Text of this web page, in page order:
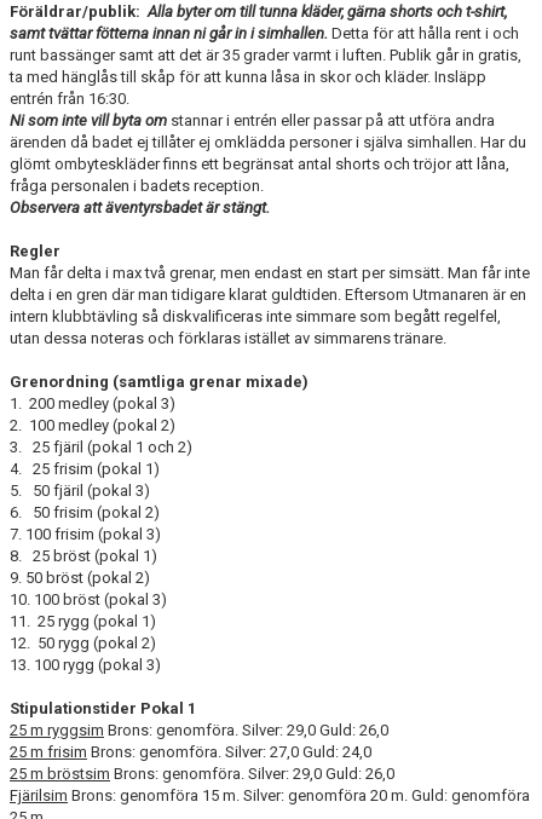
Föräldrar/publik: Alla byter om till tunna kläder, gärna shorts och t-shirt,
samt tvättar fötterna innan ni går in i simhallen. Detta för att hålla rent i och
runt bassänger samt att det är 35 grader varmt i luften. Publik går in gratis,
ta med hänglås till skåp för att kunna låsa in skor och kläder. Insläpp
entrén från 16:30.
Ni som inte vill byta om stannar i entrén eller passar på att utföra andra
ärenden då badet ej tillåter ej omklädda personer i själva simhallen. Har du
glömt ombyteskläder finns ett begränsat antal shorts och tröjor att låna,
fråga personalen i badets reception.
Observera att äventyrsbadet är stängt.
Regler
Man får delta i max två grenar, men endast en start per simsätt. Man får inte
delta i en gren där man tidigare klarat guldtiden. Eftersom Utmanaren är en
intern klubbtävling så diskvalificeras inte simmare som begått regelfel,
utan dessa noteras och förklaras istället av simmarens tränare.
Grenordning (samtliga grenar mixade)
1. 200 medley (pokal 3)
2. 100 medley (pokal 2)
3. 25 fjäril (pokal 1 och 2)
4. 25 frisim (pokal 1)
5. 50 fjäril (pokal 3)
6. 50 frisim (pokal 2)
7. 100 frisim (pokal 3)
8. 25 bröst (pokal 1)
9. 50 bröst (pokal 2)
10. 100 bröst (pokal 3)
11. 25 rygg (pokal 1)
12. 50 rygg (pokal 2)
13. 100 rygg (pokal 3)
Stipulationstider Pokal 1
25 m ryggsim Brons: genomföra. Silver: 29,0 Guld: 26,0
25 m frisim Brons: genomföra. Silver: 27,0 Guld: 24,0
25 m bröstsim Brons: genomföra. Silver: 29,0 Guld: 26,0
Fjärilsim Brons: genomföra 15 m. Silver: genomföra 20 m. Guld: genomföra